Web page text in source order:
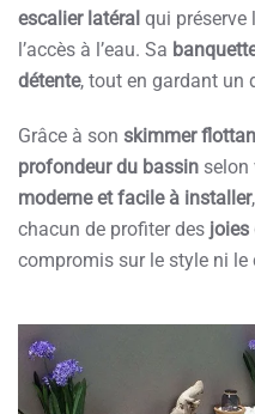
escalier latéral qui préserve
l’accès à l’eau. Sa
détente, tout en gardant un
Grâce à son skimmer
profondeur du bassin selon
moderne et facile à installer
chacun de profiter des joies
compromis sur le style ni le